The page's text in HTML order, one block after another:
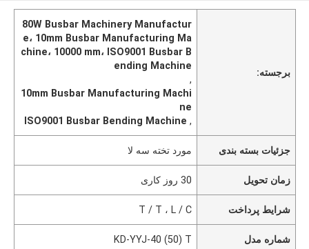
برجسته:
80W Busbar Machinery Manufactur
e، 10mm Busbar Manufacturing Ma
chine، 10000 mm، ISO9001 Busbar B
ending Machine
,
10mm Busbar Manufacturing Machi
ne
,
ISO9001 Busbar Bending Machine
جزئیات بسته بندی مورد تخته سه لا
زمان تحویل 30 روز کاری
شرایط پرداخت T / T ، L / C
شماره مدل KD-YYJ-40 (50) T